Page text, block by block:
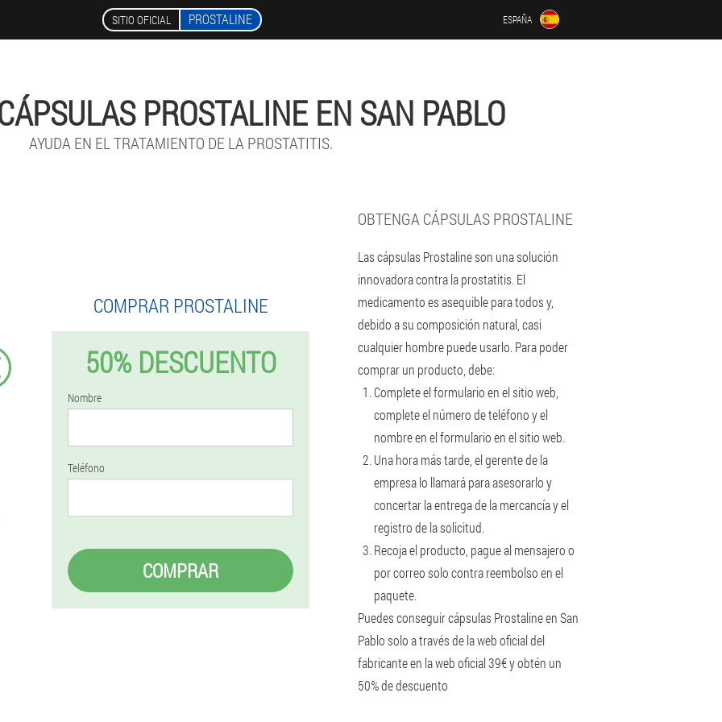
SITIO OFICIAL PROSTALINE ESPAÑA
PROSTALINE EN SAN PABLO
AYUDA EN EL TRATAMIENTO DE LA PROSTATITIS.
COMPRAR PROSTALINE
50% DESCUENTO
Nombre
Teléfono
COMPRAR
OBTENGA CÁPSULAS PROSTALINE
Las cápsulas Prostaline son una solución
innovadora contra la prostatitis. El
medicamento es asequible para todos y,
debido a su composición natural, casi
cualquier hombre puede usarlo. Para poder
comprar un producto, debe:
Complete el formulario en el sitio web,
complete el número de teléfono y el
nombre en el formulario en el sitio web.
Una hora más tarde, el gerente de la
empresa lo llamará para asesorarlo y
concertar la entrega de la mercancía y el
registro de la solicitud.
Recoja el producto, pague al mensajero o
por correo solo contra reembolso en el
paquete.
Puedes conseguir cápsulas Prostaline en San
Pablo solo a través de la web oficial del
fabricante en la web oficial 39€ y obtén un
50% de descuento